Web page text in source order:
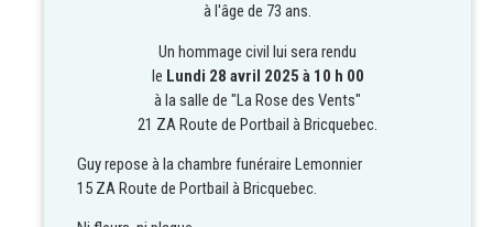
à l'âge de 73 ans.
Un hommage civil lui sera rendu
le Lundi 28 avril 2025 à 10 h 00
à la salle de "La Rose des Vents"
21 ZA Route de Portbail à Bricquebec.
Guy repose à la chambre funéraire Lemonnier
15 ZA Route de Portbail à Bricquebec.